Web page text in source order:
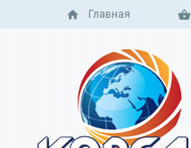
Главная